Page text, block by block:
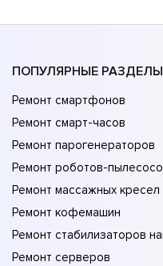
ПОПУЛЯРНЫЕ РАЗДЕЛЫ
Ремонт смартфонов
Ремонт смарт-часов
Ремонт парогенераторов
Ремонт роботов-
Ремонт массажных кресел
Ремонт кофемашин
Ремонт стабилизаторов
Ремонт серверов